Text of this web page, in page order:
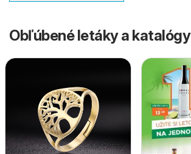
Obľúbené letáky a katalógy